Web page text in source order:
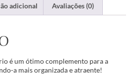
adicional Avaliações (0)
é um ótimo complemento para a
a mais organizada e atraente!